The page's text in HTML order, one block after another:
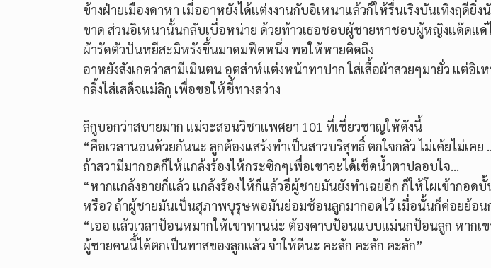
ข้างฝ่ายเมืองดาหา เมื่ออาหยังได้แต่งงานกับอิเหนาแล้วก็ให้รื่นเริงบันเทิงฤดียิ่
ขาด ส่วนอิเหนานั้นกลับเบื่อหน่าย ด้วยท้าวเธอชอบผู้ชายหาชอบผู้หญิงแด๊ดแ
ผ้ารัดตัวปันหยีสะมิหรังขึ้นมาดมฟืดหนึ่ง พอให้หายคิดถึง
อาหยังสังเกตว่าสามีเมินตน อุตส่าห์แต่งหน้าทาปาก ใส่เสื้อผ้าสวยๆมายั่ว แต่อิเ
กลิ้งใส่เสด็จแม่ลิกู เพื่อขอให้ชี้ทางสว่าง
ลิกูบอกว่าสบายมาก แม่จะสอนวิชาแพศยา 101 ที่เชี่ยวชาญให้ดังนี้
“คือเวลานอนด้วยกันนะ ลูกต้องแสร้งทำเป็นสาวบริสุทธิ์ ตกใจกลัว ไม่เค้ยไม่เ
ถ้าสวามีมากอดก็ให้แกล้งร้องไห้กระซิกๆเพื่อเขาจะได้เช็ดน้ำตาปลอบใจ…
“หากแกล้งอายก็แล้ว แกล้งร้องไห้ก็แล้วอีผู้ชายมันยังทำเฉยอีก ก็ให้โผเข้ากอดบั้
หรือ? ถ้าผู้ชายมันเป็นสุภาพบุรุษพอมันย่อมช้อนลูกมากอดไว้ เมื่อนั้นก็ค่อยย้อ
“เออ แล้วเวลาป้อนหมากให้เขาทานน่ะ ต้องคาบป้อนแบบแม่นกป้อนลูก หากเ
ผู้ชายคนนี้ได้ตกเป็นทาสของลูกแล้ว จำให้ดีนะ คะลัก คะลัก คะลัก”